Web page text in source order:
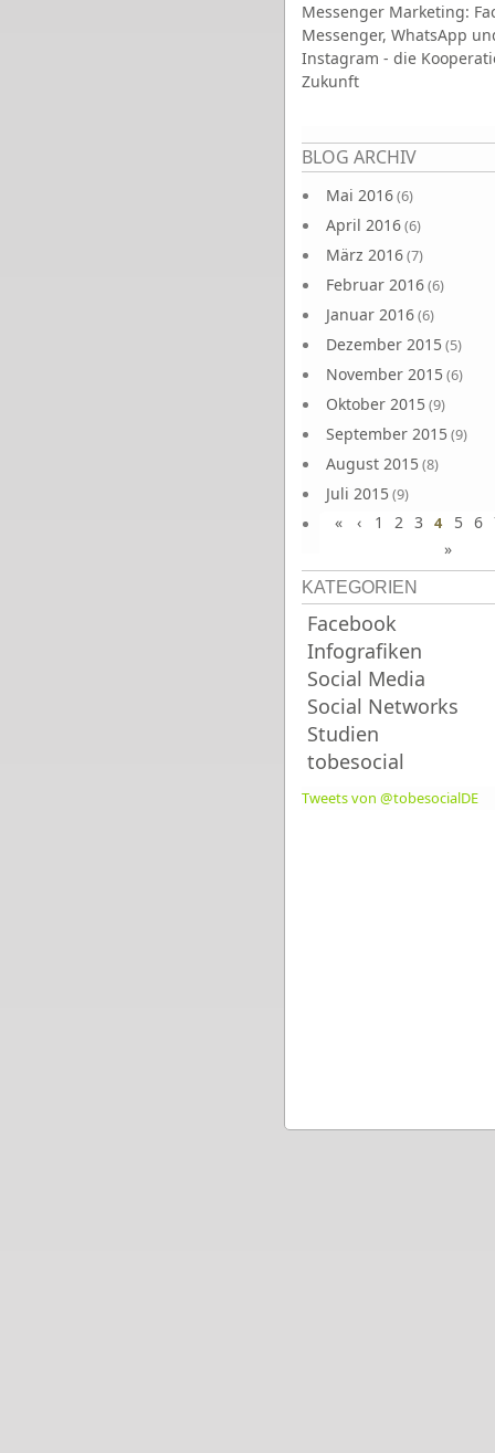
Messenger Marketing:
Messenger, WhatsApp
Instagram - die
Zukunft
BLOG ARCHIV
Mai 2016(6)
April 2016(6)
März 2016(7)
Februar 2016(6)
Januar 2016(6)
Dezember 2015(5)
November 2015(6)
Oktober 2015(9)
September 2015(9)
August 2015(8)
Juli 2015(9)
Juni 2015(9)
Seiten
« ‹ 1 2 3 4 5 6
»
KATEGORIEN
Facebook
Infografiken
Social Media
Social Networks
Studien
tobesocial
Tweets von @tobesocialDE